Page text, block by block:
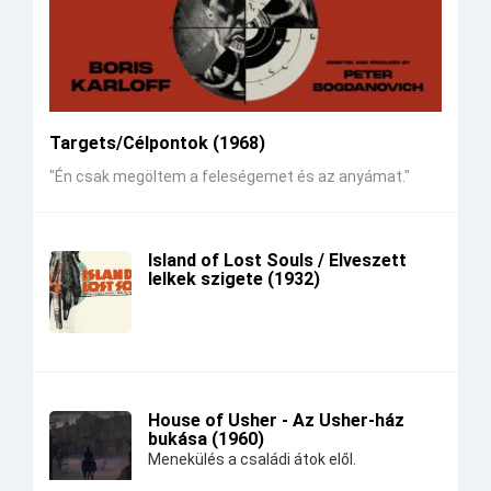
Targets/Célpontok (1968)
"Én csak megöltem a feleségemet és az anyámat."
Island of Lost Souls / Elveszett
lelkek szigete (1932)
House of Usher - Az Usher-ház
bukása (1960)
Menekülés a családi átok elől.